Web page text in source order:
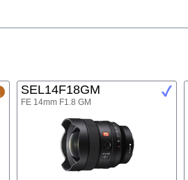
SEL14F18GM
FE 14mm F1.8 GM